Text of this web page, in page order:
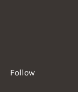
Follow